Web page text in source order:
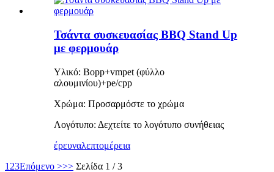
Τσάντα συσκευασίας BBQ Stand Up
με φερμουάρ
Υλικό: Bopp+vmpet (φύλλο
αλουμινίου)+pe/cpp
Χρώμα: Προσαρμόστε το χρώμα
Λογότυπο: Δεχτείτε το λογότυπο συνήθειας
έρευναλεπτομέρεια
1 23Επόμενο >>> Σελίδα 1 / 3